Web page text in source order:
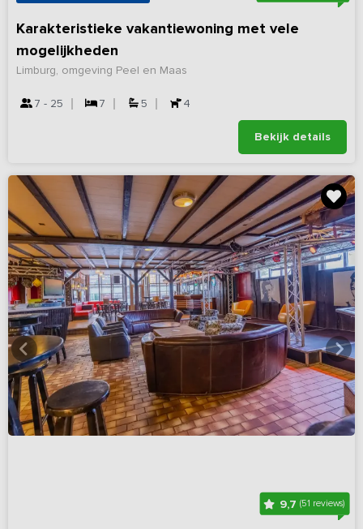
Karakteristieke vakantiewoning met vele
mogelijkheden
Limburg, omgeving Peel en Maas
7 - 25 7 5 4
Bekijk details
9,7(51 reviews)